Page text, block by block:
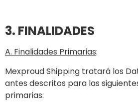
3. FINALIDADES
A. Finalidades Primarias:
Mexproud Shipping tratará los
antes descritos para las
primarias: